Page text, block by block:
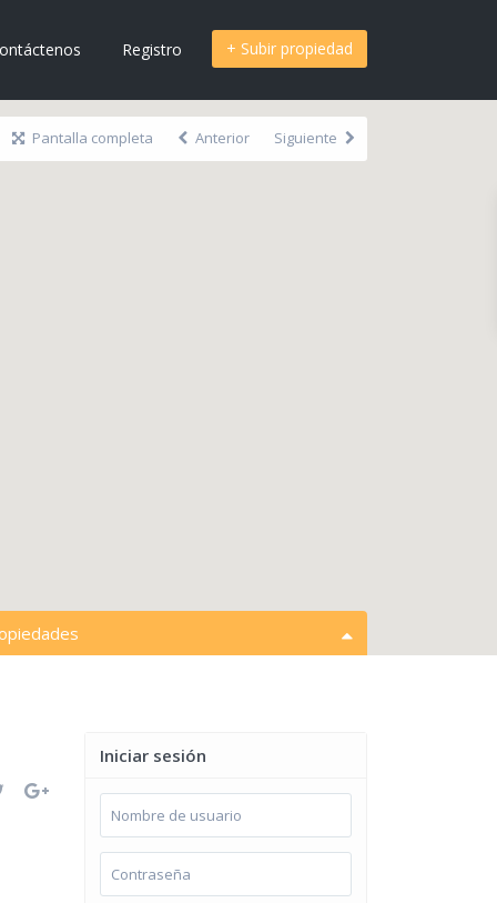
+ Subir propiedad
Registro
abrir mapa
Pantalla completa Anterior Siguiente
Espacios en cochera
$ 0 para $ 15,000,000
Iniciar sesión